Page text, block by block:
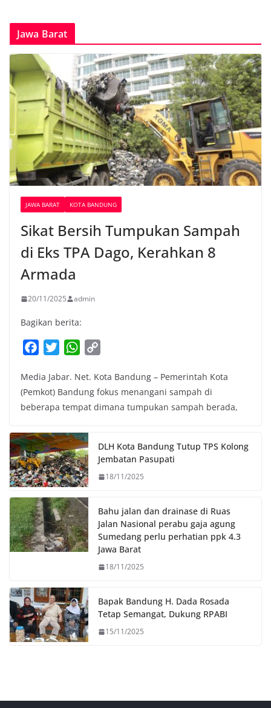
Jawa Barat
JAWA BARAT KOTA BANDUNG
Sikat Bersih Tumpukan Sampah
di Eks TPA Dago, Kerahkan 8
Armada
20/11/2025 admin
Bagikan berita:
c
e
b
o
k
i
t
t
r
W
a
t
s
p
p
p
y
L
n
k
Media Jabar. Net. Kota Bandung – Pemerintah Kota
(Pemkot) Bandung fokus menangani sampah di
beberapa tempat dimana tumpukan sampah berada,
DLH Kota Bandung Tutup TPS Kolong
Jembatan Pasupati
18/11/2025
Bahu jalan dan drainase di Ruas
Jalan Nasional perabu gaja agung
Sumedang perlu perhatian ppk 4.3
Jawa Barat
18/11/2025
Bapak Bandung H. Dada Rosada
Tetap Semangat, Dukung RPABI
15/11/2025